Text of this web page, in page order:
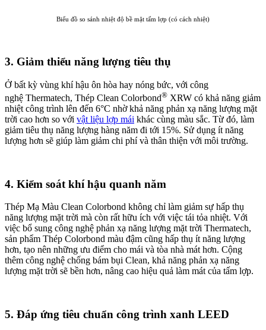
Biểu đồ so sánh nhiệt độ bề mặt tấm lợp (có cách nhiệt)
3. Giảm thiểu năng lượng tiêu thụ
Ở bất kỳ vùng khí hậu ôn hòa hay nóng bức, với công
nghệ Thermatech, Thép Clean Colorbond® XRW có khả năng giảm
nhiệt công trình lên đến 6°C nhờ khả năng phản xạ năng lượng mặt
trời cao hơn so với vật liệu lợp mái khác cùng màu sắc. Từ đó, làm
giảm tiêu thụ năng lượng hàng năm đi tới 15%. Sử dụng ít năng
lượng hơn sẽ giúp làm giảm chi phí và thân thiện với môi trường.
4. Kiểm soát khí hậu quanh năm
Thép Mạ Màu Clean Colorbond không chỉ làm giảm sự hấp thụ
năng lượng mặt trời mà còn rất hữu ích với việc tái tỏa nhiệt. Với
việc bổ sung công nghệ phản xạ năng lượng mặt trời Thermatech,
sản phẩm Thép Colorbond màu đậm cũng hấp thụ ít năng lượng
hơn, tạo nên những ưu điểm cho mái và tòa nhà mát hơn. Cộng
thêm công nghệ chống bám bụi Clean, khả năng phản xạ năng
lượng mặt trời sẽ bền hơn, nâng cao hiệu quả làm mát của tấm lợp.
5. Đáp ứng tiêu chuẩn công trình xanh LEED